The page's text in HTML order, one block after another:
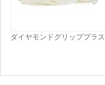
ダイヤモンドグリッププラス